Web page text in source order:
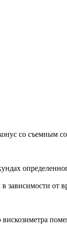
со
зависимости от